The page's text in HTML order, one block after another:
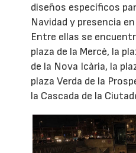
diseños específicos
Navidad y presencia
Entre ellas se
plaza de la Mercè, la
de la Nova Icària, la
plaza Verda de la
la Cascada de la